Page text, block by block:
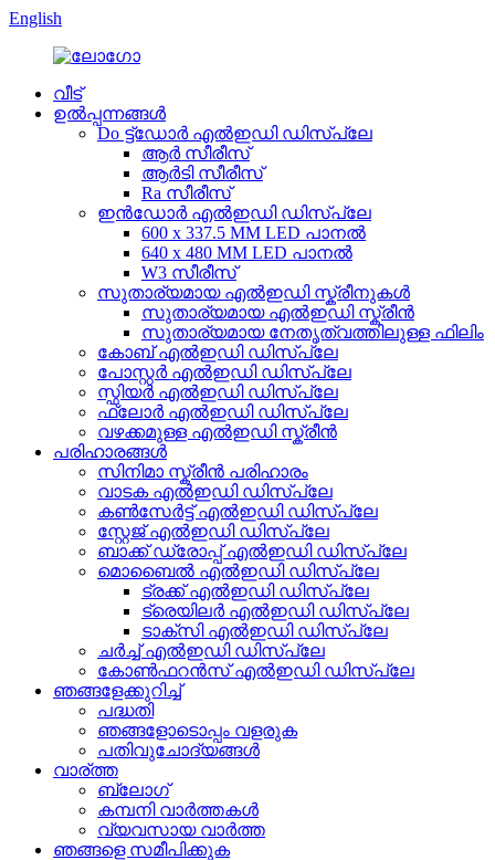
English
വീട്
ഉൽപ്പന്നങ്ങൾ
Do ട്ട്ഡോർ എൽഇഡി ഡിസ്പ്ലേ
ആർ സീരീസ്
ആർടി സീരീസ്
Ra സീരീസ്
ഇൻഡോർ എൽഇഡി ഡിസ്പ്ലേ
600 x 337.5 MM LED പാനൽ
640 x 480 MM LED പാനൽ
W3 സീരീസ്
സുതാര്യമായ എൽഇഡി സ്ക്രീനുകൾ
സുതാര്യമായ എൽഇഡി സ്ക്രീൻ
സുതാര്യമായ നേതൃത്വത്തിലുള്ള ഫിലിം
കോബ് എൽഇഡി ഡിസ്പ്ലേ
പോസ്റ്റർ എൽഇഡി ഡിസ്പ്ലേ
സ്ഫിയർ എൽഇഡി ഡിസ്പ്ലേ
ഫ്ലോർ എൽഇഡി ഡിസ്പ്ലേ
വഴക്കമുള്ള എൽഇഡി സ്ക്രീൻ
പരിഹാരങ്ങൾ
സിനിമാ സ്ക്രീൻ പരിഹാരം
വാടക എൽഇഡി ഡിസ്പ്ലേ
കൺസേർട്ട് എൽഇഡി ഡിസ്പ്ലേ
സ്റ്റേജ് എൽഇഡി ഡിസ്പ്ലേ
ബാക്ക് ഡ്രോപ്പ് എൽഇഡി ഡിസ്പ്ലേ
മൊബൈൽ എൽഇഡി ഡിസ്പ്ലേ
ട്രക്ക് എൽഇഡി ഡിസ്പ്ലേ
ട്രെയിലർ എൽഇഡി ഡിസ്പ്ലേ
ടാക്സി എൽഇഡി ഡിസ്പ്ലേ
ചർച്ച് എൽഇഡി ഡിസ്പ്ലേ
കോൺഫറൻസ് എൽഇഡി ഡിസ്പ്ലേ
ഞങ്ങളേക്കുറിച്ച്
പദ്ധതി
ഞങ്ങളോടൊപ്പം വളരുക
പതിവുചോദ്യങ്ങൾ
വാര്ത്ത
ബ്ലോഗ്
കമ്പനി വാർത്തകൾ
വ്യവസായ വാർത്ത
ഞങ്ങളെ സമീപിക്കുക